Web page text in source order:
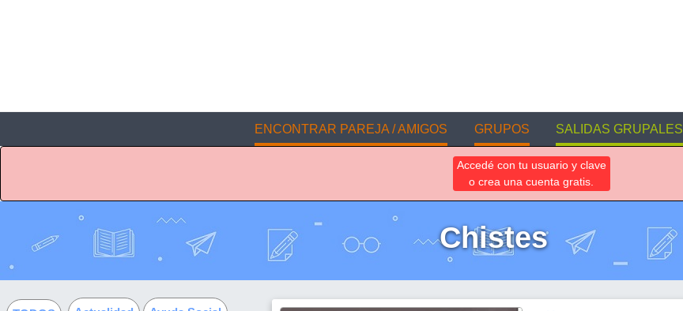
ENCONTRAR PAREJA / AMIGOS GRUPOS SALIDAS GRUPALES
Accedé con tu usuario y clave
o crea una cuenta gratis.
Chistes